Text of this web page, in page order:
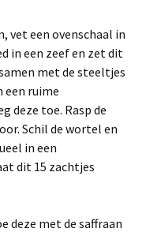
vet een ovenschaal in
in een zeef en zet dit
met de steeltjes
een ruime
deze toe. Rasp de
Schil de wortel en
in een
dit 15 zachtjes
deze met de saffraan